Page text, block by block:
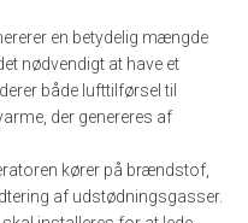
en betydelig mængde
nødvendigt at have et
både lufttilførsel til
der genereres af
kører på brændstof,
af udstødningsgasser.